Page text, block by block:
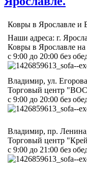
Ковры в Ярославле и
Наши адреса: г.
Ковры в Ярославле
с 9:00 до 20:00 без
Владимир, ул.
Торговый центр
с 9:00 до 20:00 без
Владимир, пр.
Торговый центр
с 9:00 до 21:00 без